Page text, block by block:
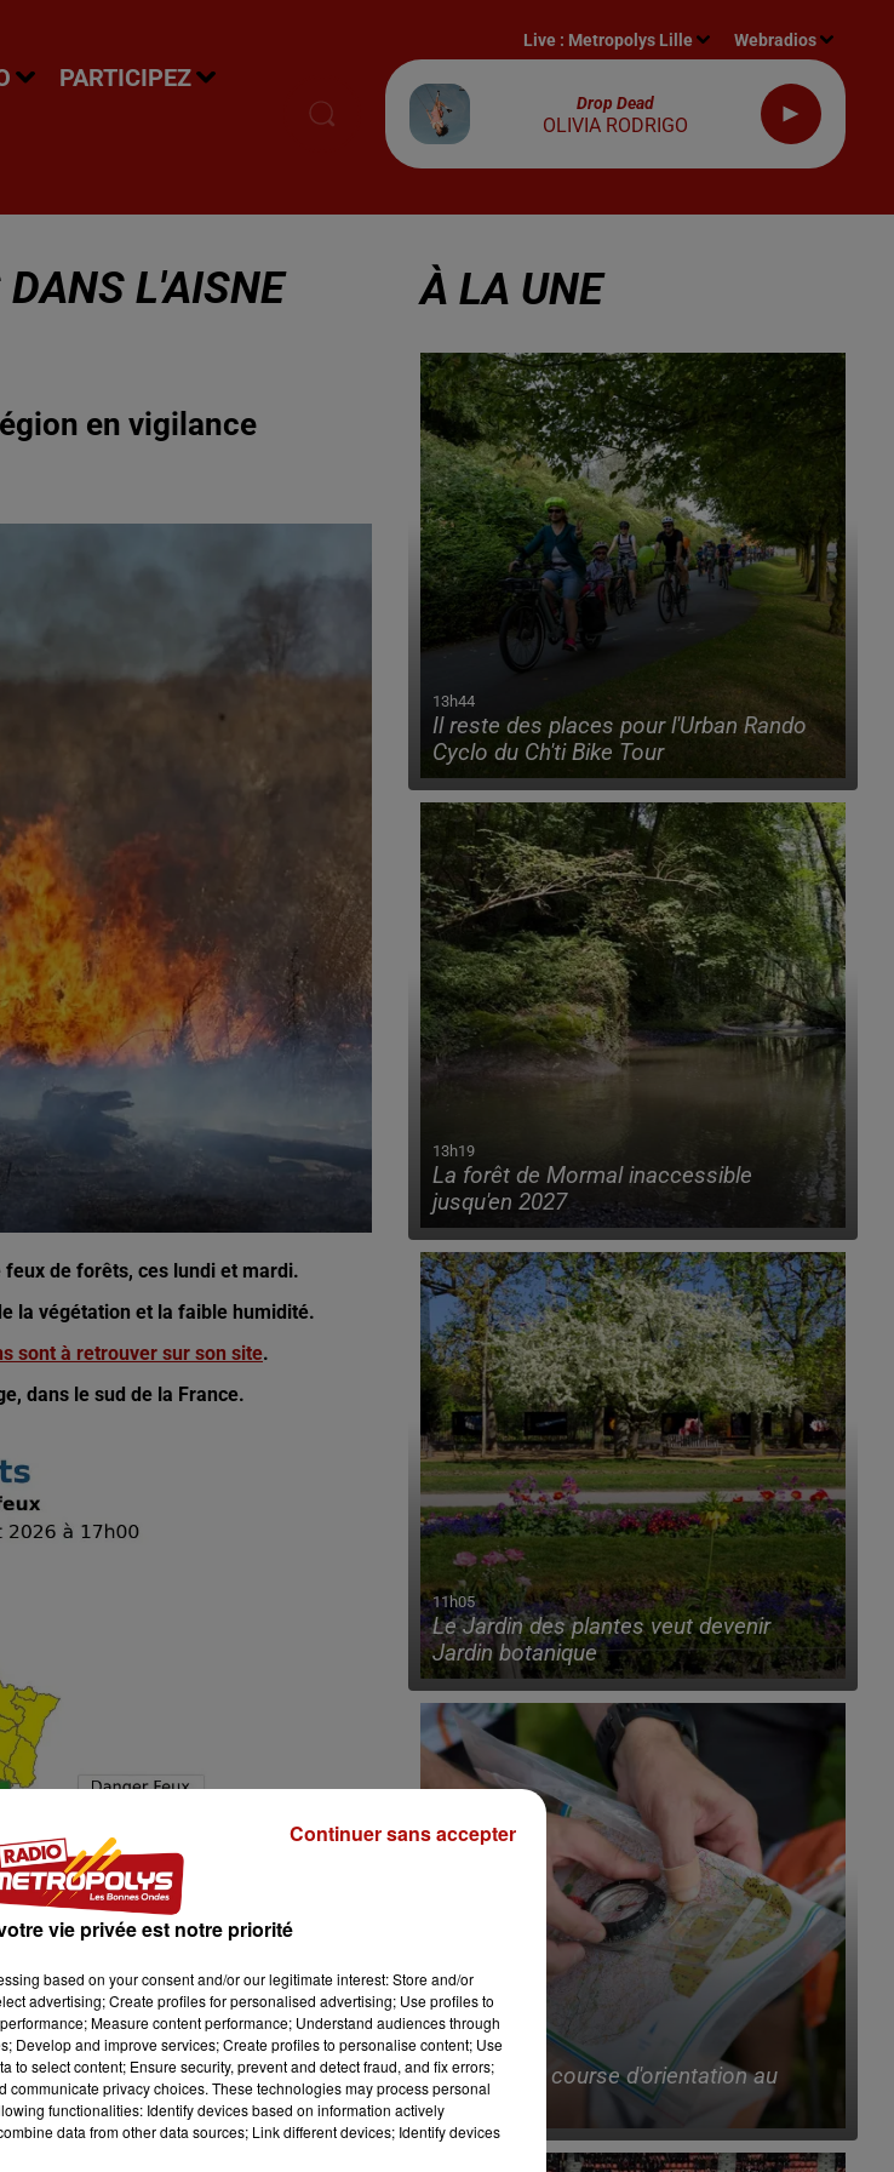
PARTICIPEZ
Live : Metropolys Lille Webradios
Drop Dead
OLIVIA RODRIGO
DANS L'AISNE
en vigilance
de forêts, ces lundi et mardi.
la végétation et la faible humidité.
sont à retrouver sur son site.
dans le sud de la France.
À LA UNE
13h44
Il reste des places pour l'Urban Rando
Cyclo du Ch'ti Bike Tour
13h19
La forêt de Mormal inaccessible
jusqu'en 2027
11h05
Le Jardin des plantes veut devenir
Jardin botanique
10h25
Bientôt une course d'orientation au
ValJoly !
vie privée est notre priorité
based on your consent and/or our legitimate interest: Store and/or
advertising; Create profiles for personalised advertising; Use profiles to
Measure content performance; Understand audiences through
Develop and improve services; Create profiles to personalise content; Use
to select content; Ensure security, prevent and detect fraud, and fix errors;
privacy choices. These technologies may process personal
functionalities: Identify devices based on information actively
data from other data sources; Link different devices; Identify devices
Continuer sans accepter